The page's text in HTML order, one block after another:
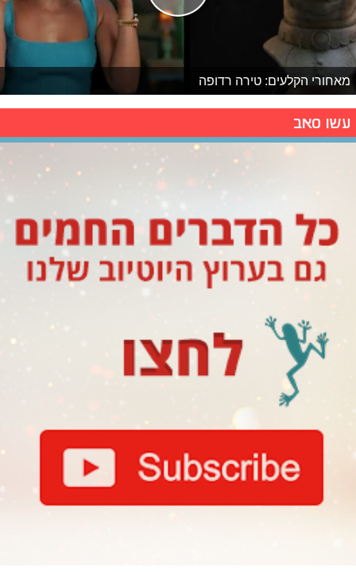
מאחורי הקלעים: טירה רדופה
עשו סאב